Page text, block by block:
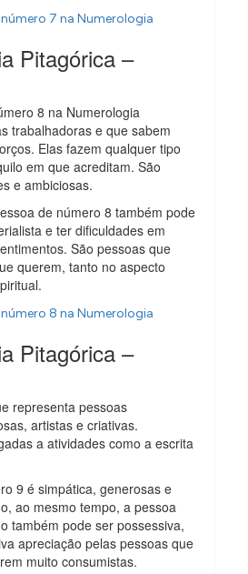
7 na Numerologia
Pitagórica –
8 na Numerologia
trabalhadoras e que sabem
Elas fazem qualquer tipo
em que acreditam. São
e ambiciosas.
de número 8 também pode
e ter dificuldades em
São pessoas que
querem, tanto no aspecto
8 na Numerologia
Pitagórica –
representa pessoas
artistas e criativas.
a atividades como a escrita
9 é simpática, generosas e
ao mesmo tempo, a pessoa
também pode ser possessiva,
apreciação pelas pessoas que
muito consumistas.